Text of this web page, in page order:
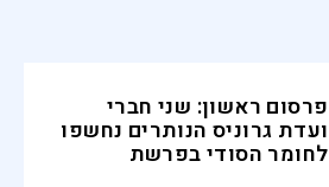
פרסום ראשון: שני חברי
ועדת גרוניס הנותרים נחשפו
לחומר הסודי בפרשת